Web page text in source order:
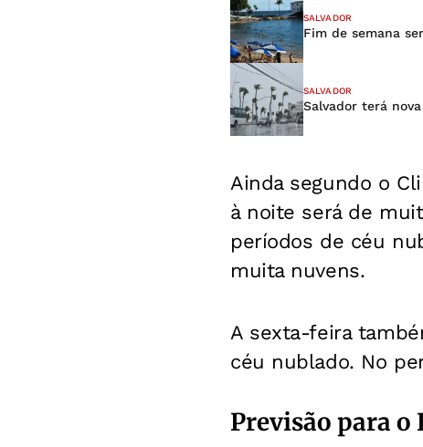
SALVADOR
Fim de semana
SALVADOR
Salvador terá
Ainda segundo o
à noite será de
períodos de céu
muita nuvens.
A sexta-feira
céu nublado. No
Previsão para o